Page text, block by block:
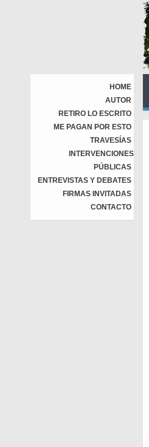
HOME
AUTOR
RETIRO LO ESCRITO
ME PAGAN POR ESTO
TRAVESÍAS
INTERVENCIONES
PÚBLICAS
ENTREVISTAS Y DEBATES
FIRMAS INVITADAS
CONTACTO